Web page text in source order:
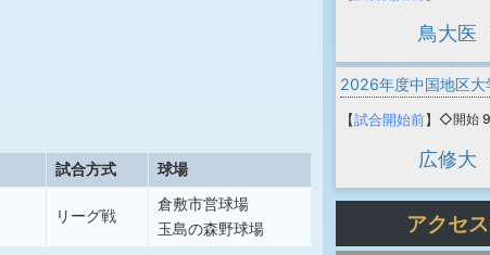
試合方式 球場
リーグ戦
倉敷市営球場
玉島の森野球場
鳥大医
【試合開始前】 ◇開始
広修大
アクセ